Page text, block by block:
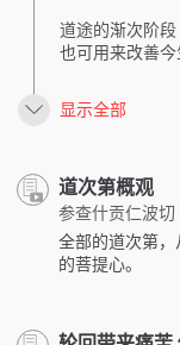
道途的渐次阶
也可用来改善今
显示全部
道次第概观
参查什贡仁波切
全部的道次第
的菩提心。